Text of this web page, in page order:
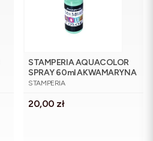
STAMPERIA AQUACOLOR
SPRAY 60ml AKWAMARYNA
PRODUCENT
STAMPERIA
Cena
20,00 zł